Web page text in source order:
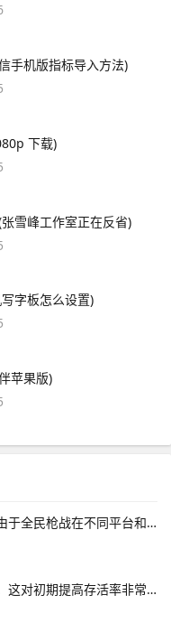
手机版指标导入方法)
下载)
雪峰工作室正在反省)
字板怎么设置)
苹果版)
商店下载和安装版本多样性由于全民枪战在不同平台和渠道上发布，为了满足不同平台和用户的需求，开发商会推出多个。
攻速新手推荐使用增加生命，这对初期提高存活率非常重要，可以根据战术策略来加点刀战玩法 全民枪战的刀锋战士模式是专门为刀战准备的在15分钟内，一方首先达到28杀，则结